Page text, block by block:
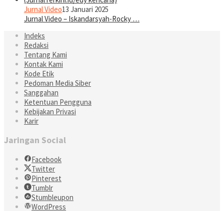
Jurnal Video13 Januari 2025
Jurnal Video – Iskandarsyah-Rocky …
Indeks
Redaksi
Tentang Kami
Kontak Kami
Kode Etik
Pedoman Media Siber
Sanggahan
Ketentuan Pengguna
Kebijakan Privasi
Karir
Jaringan Social
Facebook
Twitter
Pinterest
Tumblr
Stumbleupon
WordPress